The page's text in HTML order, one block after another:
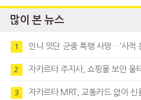
많이 본 뉴스
1 인니 잇단 군중 폭행 사망…'사적
2 자카르타 주지사, 쇼핑몰 보안
3 자카르타 MRT, 교통카드 없이 신